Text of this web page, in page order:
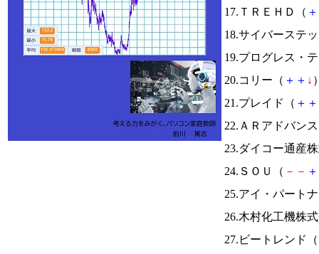
17.ＴＲＥＨＤ（ ＋
18.サイバーステ
19.プログレス・
20.コリー（ ＋ ＋ ↓
21.プレイド（ ＋ ＋
22.ＡＲアドバン
23.ダイコー通産
24.ＳＯＵ（ － － ＋
25.アイ・パート
26.木村化工機株
27.ビートレンド（